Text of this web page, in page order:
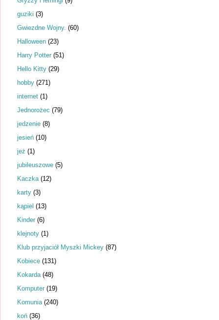
guziki (3)
Gwiezdne Wojny. (60)
Halloween (23)
Harry Potter (51)
Hello Kitty (29)
hobby (271)
internet (1)
Jednorożec (79)
jedzenie (8)
jesień (10)
jeż (1)
jubileuszowe (5)
Kaczka (12)
karty (3)
kąpiel (13)
Kinder (6)
klejnoty (1)
Klub przyjaciół Myszki Mickey (87)
Kobiece (131)
Kokarda (48)
Komputer (19)
Komunia (240)
koń (36)